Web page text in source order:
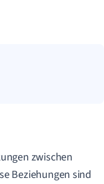
zwischen
Beziehungen sind